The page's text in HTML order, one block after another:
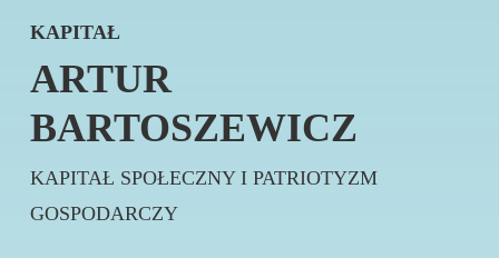
KAPITAŁ
ARTUR
BARTOSZEWICZ
KAPITAŁ SPOŁECZNY I PATRIOTYZM
GOSPODARCZY